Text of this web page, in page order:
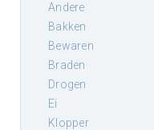
andere
bakken
bewaren
braden
drogen
ei
klopper